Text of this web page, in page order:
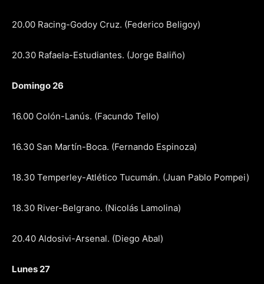
20.00 Racing-Godoy Cruz. (Federico Beligoy)
20.30 Rafaela-Estudiantes. (Jorge Baliño)
Domingo 26
16.00 Colón-Lanús. (Facundo Tello)
16.30 San Martín-Boca. (Fernando Espinoza)
18.30 Temperley-Atlético Tucumán. (Juan Pablo Pompei)
18.30 River-Belgrano. (Nicolás Lamolina)
20.40 Aldosivi-Arsenal. (Diego Abal)
Lunes 27